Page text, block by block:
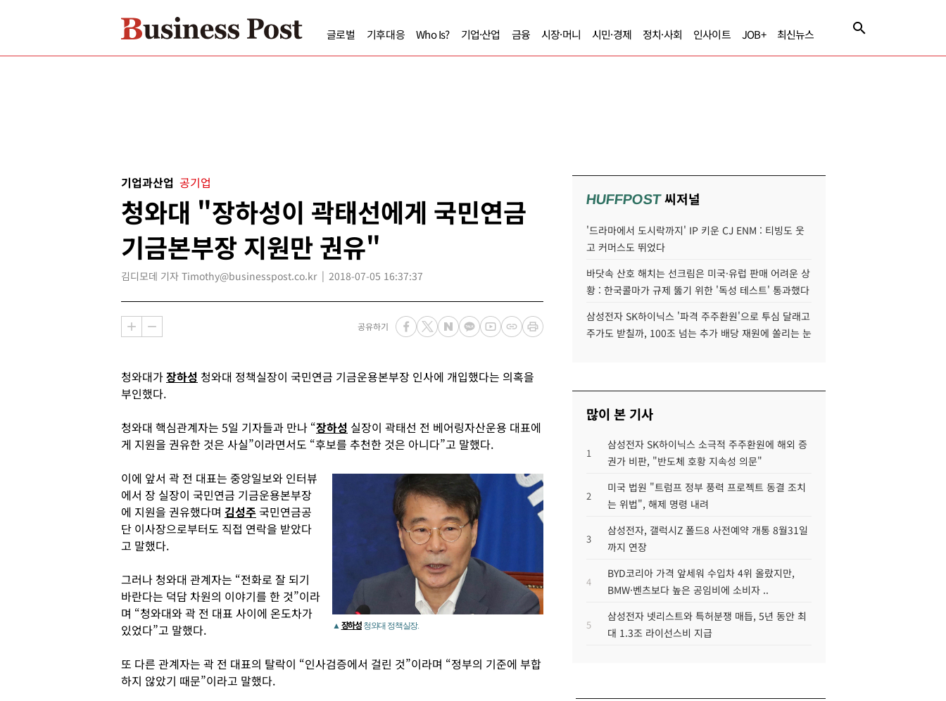
글로벌 기후대응 Who Is? 기업·산업 금융 시장·머니 시민·경제 정치·사회 인사이트 JOB+ 최신뉴스
기업과산업 공기업
청와대 "장하성이 곽태선에게 국민연금
기금본부장 지원만 권유"
김디모데 기자 Timothy@businesspost.co.kr 2018-07-05 16:37:37
공유하기
청와대가장하성 청와대 정책실장이 국민연금 기금운용본부장 인사에 개입했다는 의혹을
부인했다.
청와대 핵심관계자는 5일 기자들과 만나 “장하성 실장이 곽태선 전 베어링자산운용 대표에
게 지원을 권유한 것은 사실”이라면서도 “후보를 추천한 것은 아니다”고 말했다.
▲ 장하성 청와대 정책실장.
이에 앞서 곽 전 대표는 중앙일보와 인터뷰
에서 장 실장이 국민연금 기금운용본부장
에 지원을 권유했다며 김성주 국민연금공
단 이사장으로부터도 직접 연락을 받았다
고 말했다.
그러나 청와대 관계자는 “전화로 잘 되기
바란다는 덕담 차원의 이야기를 한 것”이라
며 “청와대와 곽 전 대표 사이에 온도차가
있었다”고 말했다.
또 다른 관계자는 곽 전 대표의 탈락이 “인사검증에서 걸린 것”이라며 “정부의 기준에 부합
하지 않았기 때문”이라고 말했다.
HUFFPOST씨저널
'드라마에서 도시락까지' IP 키운 CJ ENM : 티빙도 웃
고 커머스도 뛰었다
바닷속 산호 해치는 선크림은 미국·유럽 판매 어려운 상
황 : 한국콜마가 규제 뚫기 위한 '독성 테스트' 통과했다
삼성전자 SK하이닉스 '파격 주주환원'으로 투심 달래고
주가도 받칠까, 100조 넘는 추가 배당 재원에 쏠리는 눈
많이 본 기사
1
삼성전자 SK하이닉스 소극적 주주환원에 해외 증
권가 비판, "반도체 호황 지속성 의문"
2
미국 법원 "트럼프 정부 풍력 프로젝트 동결 조치
는 위법", 해제 명령 내려
3
삼성전자, 갤럭시Z 폴드8 사전예약 개통 8월31일
까지 연장
4
BYD코리아 가격 앞세워 수입차 4위 올랐지만,
BMW·벤츠보다 높은 공임비에 소비자 ..
5
삼성전자 넷리스트와 특허분쟁 매듭, 5년 동안 최
대 1.3조 라이선스비 지급